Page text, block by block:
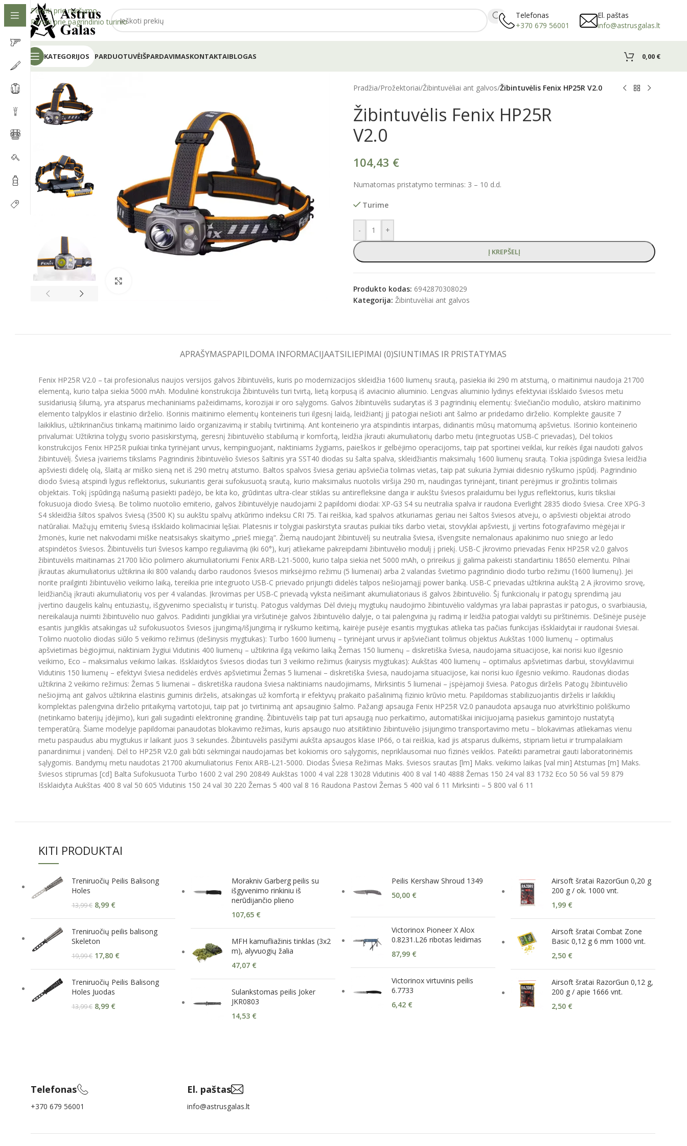
Pereiti prie naršymo
Pereiti prie pagrindinio turinio
Telefonas
+370 679 56001
El. paštas
info@astrusgalas.lt
KATEGORIJOS PARDUOTUVĖIŠPARDAVIMASKONTAKTAIBLOGAS 0,00 €
Pradžia/Prožektoriai/Žibintuvėliai ant galvos/Žibintuvėlis Fenix HP25R V2.0
Žibintuvėlis Fenix HP25R
V2.0
104,43 €
Numatomas pristatymo terminas: 3 – 10 d.d.
Turime
- +
Į KREPŠELĮ
Produkto kodas: 6942870308029
Kategorija: Žibintuvėliai ant galvos
APRAŠYMASPAPILDOMA INFORMACIJAATSILIEPIMAI (0)SIUNTIMAS IR PRISTATYMAS
Fenix HP25R V2.0 – tai profesionalus naujos versijos galvos žibintuvėlis, kuris po modernizacijos skleidžia 1600 liumenų srautą, pasiekia iki 290 m atstumą, o maitinimui naudoja 21700
elementą, kurio talpa siekia 5000 mAh. Modulinė konstrukcija Žibintuvėlis turi tvirtą, lietą korpusą iš aviacinio aliuminio. Lengvas aliuminio lydinys efektyviai išsklaido šviesos metu
susidariusią šilumą, yra atsparus mechaniniams pažeidimams, korozijai ir oro sąlygoms. Galvos žibintuvėlis sudarytas iš 3 pagrindinių elementų: šviečiančio modulio, atskiro maitinimo
elemento talpyklos ir elastinio dirželio. Išorinis maitinimo elementų konteineris turi ilgesnį laidą, leidžiantį jį patogiai nešioti ant šalmo ar pridedamo dirželio. Komplekte gausite 7
laikiklius, užtikrinančius tinkamą maitinimo laido organizavimą ir stabilų tvirtinimą. Ant konteinerio yra atspindintis intarpas, didinantis mūsų matomumą apšvietus. Išorinio konteinerio
privalumai: Užtikrina tolygų svorio pasiskirstymą, geresnį žibintuvėlio stabilumą ir komfortą, leidžia įkrauti akumuliatorių darbo metu (integruotas USB-C prievadas), Dėl tokios
konstrukcijos Fenix HP25R puikiai tinka tyrinėjant urvus, kempinguojant, naktiniams žygiams, paieškos ir gelbėjimo operacijoms, taip pat sportinei veiklai, kur reikės ilgai naudoti galvos
žibintuvėlį. Šviesa įvairiems tikslams Pagrindinis žibintuvėlio šviesos šaltinis yra SST40 diodas su šalta spalva, skleidžiantis maksimalų 1600 liumenų srautą. Tokia įspūdinga šviesa leidžia
apšviesti didelę olą, šlaitą ar miško sieną net iš 290 metrų atstumo. Baltos spalvos šviesa geriau apšviečia tolimas vietas, taip pat sukuria žymiai didesnio ryškumo įspūdį. Pagrindinio
diodo šviesą atspindi lygus reflektorius, sukuriantis gerai sufokusuotą srautą, kurio maksimalus nuotolis viršija 290 m, naudingas tyrinėjant, tiriant perėjimus ir grožintis tolimais
objektais. Tokį įspūdingą našumą pasiekti padėjo, be kita ko, grūdintas ultra-clear stiklas su antirefleksine danga ir aukštu šviesos pralaidumu bei lygus reflektorius, kuris tiksliai
fokusuoja diodo šviesą. Be tolimo nuotolio emiterio, galvos žibintuvėlyje naudojami 2 papildomi diodai: XP-G3 S4 su neutralia spalva ir raudona Everlight 2835 diodo šviesa. Cree XPG-3
S4 skleidžia šiltos spalvos šviesą (3500 K) su aukštu spalvų atkūrimo indeksu CRI 75. Tai reiškia, kad spalvos atkuriamas geriau nei šaltos šviesos atveju, o apšviesti objektai atrodo
natūraliai. Mažųjų emiterių šviesą išsklaido kolimaciniai lęšiai. Platesnis ir tolygiai paskirstyta srautas puikiai tiks darbo vietai, stovyklai apšviesti, jį vertins fotografavimo mėgėjai ir
žmonės, kurie net nakvodami miške neatsisakys skaitymo „prieš miegą“. Žiemą naudojant žibintuvėlį su neutralia šviesa, išvengsite nemalonaus apakinimo nuo sniego ar ledo
atspindėtos šviesos. Žibintuvėlis turi šviesos kampo reguliavimą (iki 60°), kurį atliekame pakreipdami žibintuvėlio modulį į priekį. USB-C įkrovimo prievadas Fenix HP25R v2.0 galvos
žibintuvėlis maitinamas 21700 ličio polimero akumuliatoriumi Fenix ARB-L21-5000, kurio talpa siekia net 5000 mAh, o prireikus jį galima pakeisti standartiniu 18650 elementu. Pilnai
įkrautas akumuliatorius užtikrina iki 800 valandų darbo raudonos šviesos mirksėjimo režimu (5 liumenai) arba 2 valandas švietimo pagrindinio diodo turbo režimu (1600 liumenų). Jei
norite prailginti žibintuvėlio veikimo laiką, tereikia prie integruoto USB-C prievado prijungti didelės talpos nešiojamąjį power banką. USB-C prievadas užtikrina aukštą 2 A įkrovimo srovę,
leidžiančią įkrauti akumuliatorių vos per 4 valandas. Įkrovimas per USB-C prievadą vyksta neišimant akumuliatoriaus iš galvos žibintuvėlio. Šį funkcionalų ir patogų sprendimą jau
įvertino daugelis kalnų entuziastų, išgyvenimo specialistų ir turistų. Patogus valdymas Dėl dviejų mygtukų naudojimo žibintuvėlio valdymas yra labai paprastas ir patogus, o svarbiausia,
nereikalauja nuimti žibintuvėlio nuo galvos. Padidinti jungikliai yra viršutinėje galvos žibintuvėlio dalyje, o tai palengvina jų radimą ir leidžia patogiai valdyti su pirštinėmis. Dešinėje pusėje
esantis jungiklis atsakingas už sufokusuotos šviesos įjungimą/išjungimą ir ryškumo keitimą, kairėje pusėje esantis mygtukas atlieka tas pačias funkcijas išsklaidytai ir raudonai šviesai.
Tolimo nuotolio diodas siūlo 5 veikimo režimus (dešinysis mygtukas): Turbo 1600 liumenų – tyrinėjant urvus ir apšviečiant tolimus objektus Aukštas 1000 liumenų – optimalus
apšvietimas bėgiojimui, naktiniam žygiui Vidutinis 400 liumenų – užtikrina ilgą veikimo laiką Žemas 150 liumenų – diskretiška šviesa, naudojama situacijose, kai norisi kuo ilgesnio
veikimo, Eco – maksimalus veikimo laikas. Išsklaidytos šviesos diodas turi 3 veikimo režimus (kairysis mygtukas): Aukštas 400 liumenų – optimalus apšvietimas darbui, stovyklavimui
Vidutinis 150 liumenų – efektyvi šviesa nedidelės erdvės apšvietimui Žemas 5 liumenai – diskretiška šviesa, naudojama situacijose, kai norisi kuo ilgesnio veikimo. Raudonas diodas
užtikrina 2 veikimo režimus: Žemas 5 liumenai – diskretiška raudona šviesa naktiniams naudojimams, Mirksintis 5 liumenai – įspėjamoji šviesa. Patogus dirželis Patogų žibintuvėlio
nešiojimą ant galvos užtikrina elastinis guminis dirželis, atsakingas už komfortą ir efektyvų prakaito pašalinimą fizinio krūvio metu. Papildomas stabilizuojantis dirželis ir laikiklių
komplektas palengvina dirželio pritaikymą vartotojui, taip pat jo tvirtinimą ant apsauginio šalmo. Pažangi apsauga Fenix HP25R V2.0 panaudota apsauga nuo atvirkštinio poliškumo
(netinkamo baterijų įdėjimo), kuri gali sugadinti elektroninę grandinę. Žibintuvėlis taip pat turi apsaugą nuo perkaitimo, automatiškai inicijuojamą pasiekus gamintojo nustatytą
temperatūrą. Šiame modelyje papildomai panaudotas blokavimo režimas, kuris apsaugo nuo atsitiktinio žibintuvėlio įsijungimo transportavimo metu – blokavimas atliekamas vienu
metu paspaudus abu mygtukus ir laikant juos 3 sekundes. Žibintuvėlis pasižymi aukšta apsaugos klase IP66, o tai reiškia, kad jis atsparus dulkėms, stipriam lietui ir trumpalaikiam
panardinimui į vandenį. Dėl to HP25R V2.0 gali būti sėkmingai naudojamas bet kokiomis oro sąlygomis, nepriklausomai nuo fizinės veiklos. Pateikti parametrai gauti laboratorinėmis
sąlygomis. Bandymų metu naudotas 21700 akumuliatorius Fenix ARB-L21-5000. Diodas Šviesa Režimas Maks. šviesos srautas [lm] Maks. veikimo laikas [val min] Atstumas [m] Maks.
šviesos stiprumas [cd] Balta Sufokusuota Turbo 1600 2 val 290 20849 Aukštas 1000 4 val 228 13028 Vidutinis 400 8 val 140 4888 Žemas 150 24 val 83 1732 Eco 50 56 val 59 879
Išsklaidyta Aukštas 400 8 val 50 605 Vidutinis 150 24 val 30 220 Žemas 5 400 val 8 16 Raudona Pastovi Žemas 5 400 val 6 11 Mirksinti – 5 800 val 6 11
KITI PRODUKTAI
Treniruočių Peilis Balisong
Holes
13,99€ 8,99 €
Treniruočių peilis balisong
Skeleton
19,99€ 17,80 €
Treniruočių Peilis Balisong
Holes Juodas
13,99€ 8,99 €
Morakniv Garberg peilis su
išgyvenimo rinkiniu iš
nerūdijančio plieno
107,65 €
MFH kamufliažinis tinklas (3x2
m), alyvuogių žalia
47,07 €
Sulankstomas peilis Joker
JKR0803
14,53 €
Peilis Kershaw Shroud 1349
50,00 €
Victorinox Pioneer X Alox
0.8231.L26 ribotas leidimas
87,99 €
Victorinox virtuvinis peilis
6.7733
6,42 €
Airsoft šratai RazorGun 0,20 g
200 g / ok. 1000 vnt.
1,99 €
Airsoft šratai Combat Zone
Basic 0,12 g 6 mm 1000 vnt.
2,50 €
Airsoft šratai RazorGun 0,12 g,
200 g / apie 1666 vnt.
2,50 €
Telefonas
+370 679 56001
El. paštas
info@astrusgalas.lt